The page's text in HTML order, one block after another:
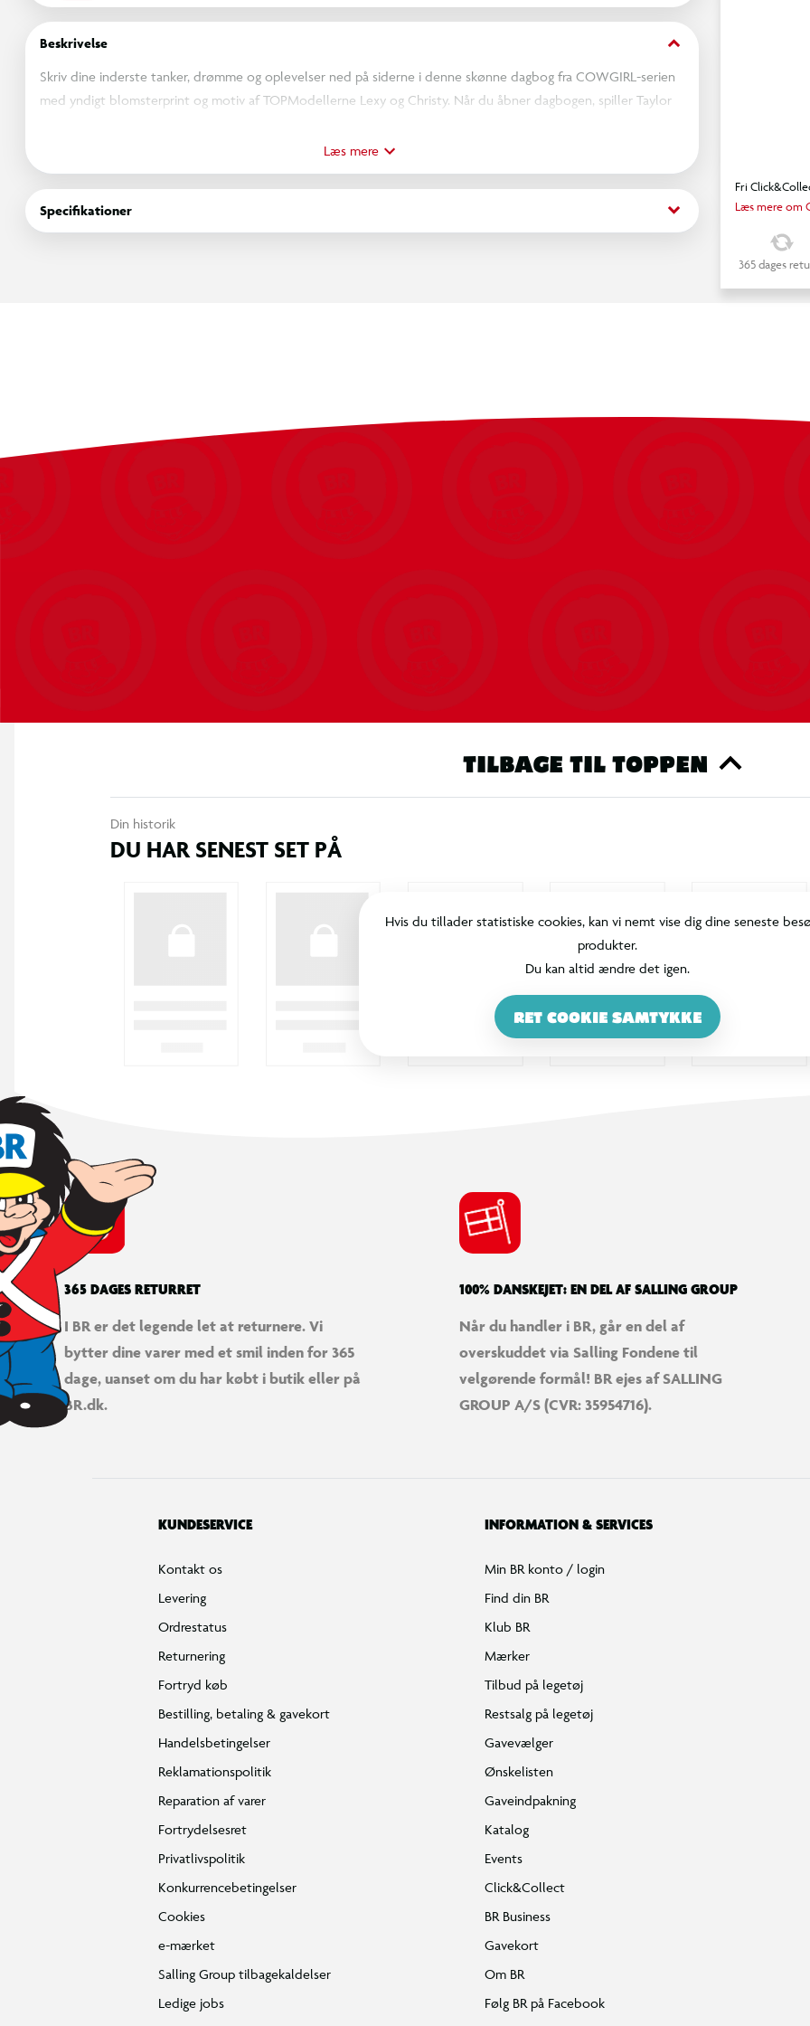
Beskrivelse keyboard_arrow_down
Skriv dine inderste tanker, drømme og oplevelser ned på siderne i denne skønne dagbog fra COWGIRL-serien
med yndigt blomsterprint og motiv af TOPModellerne Lexy og Christy. Når du åbner dagbogen, spiller Taylor
private hemmeligheder er sikret mod nysgerrige sjæle.Læs mere
Specifikationer keyboard_arrow_down
Fri
Læs mere om
365 dages
TILBAGE TIL TOPPEN
Din historik
DU HAR SENEST SET PÅ
Hvis du tillader statistiske cookies, kan vi nemt vise dig dine seneste
produkter.
Du kan altid ændre det igen.
RET COOKIE SAMTYKKE
365 DAGES RETURRET
I BR er det legende let at returnere. Vi
bytter dine varer med et smil inden for 365
dage, uanset om du har købt i butik eller på
BR.dk.
100% DANSKEJET: EN DEL AF SALLING GROUP
Når du handler i BR, går en del af
overskuddet via Salling Fondene til
velgørende formål! BR ejes af SALLING
GROUP A/S (CVR: 35954716).
KUNDESERVICE
Kontakt os
Levering
Ordrestatus
Returnering
Fortryd køb
Bestilling, betaling & gavekort
Handelsbetingelser
Reklamationspolitik
Reparation af varer
Fortrydelsesret
Privatlivspolitik
Konkurrencebetingelser
Cookies
e-mærket
Salling Group tilbagekaldelser
Ledige jobs
INFORMATION & SERVICES
Min BR konto / login
Find din BR
Klub BR
Mærker
Tilbud på legetøj
Restsalg på legetøj
Gavevælger
Ønskelisten
Gaveindpakning
Katalog
Events
Click&Collect
BR Business
Gavekort
Om BR
Følg BR på Facebook